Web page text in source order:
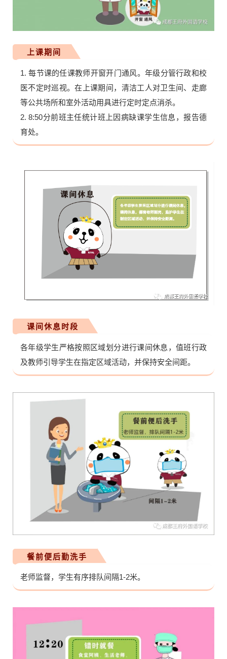
上课期间
1. 每节课的任课教师开窗开门通风。年级分管行政和校
医不定时巡视。在上课期间，清洁工人对卫生间、走廊
等公共场所和室外活动用具进行定时定点消杀。
2. 8:50分前班主任统计班上因病缺课学生信息，报告德
育处。
课间休息时段
各年级学生严格按照区域划分进行课间休息，值班行政
及教师引导学生在指定区域活动，并保持安全间距。
餐前便后勤洗手
老师监督，学生有序排队间隔1-2米。